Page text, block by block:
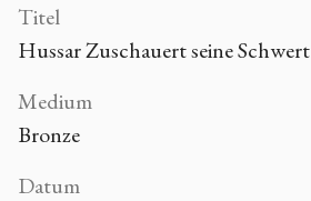
Titel
Hussar Zuschauert seine Schwert
Medium
Bronze
Datum